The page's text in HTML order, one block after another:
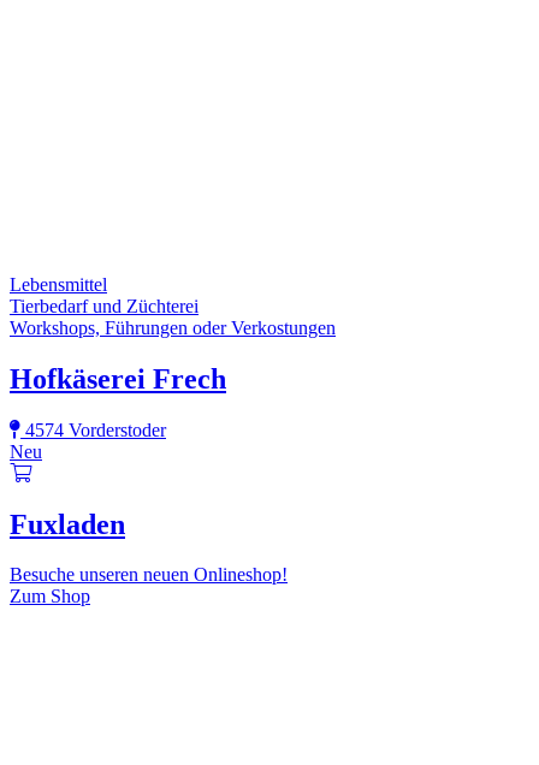
Lebensmittel
Tierbedarf und Züchterei
Workshops, Führungen oder Verkostungen
Hofkäserei Frech
4574 Vorderstoder
Neu
Fuxladen
Besuche unseren neuen Onlineshop!
Zum Shop